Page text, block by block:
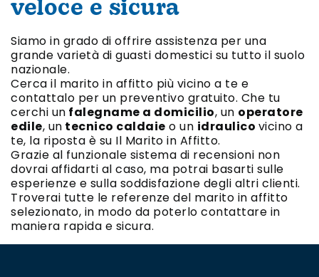
veloce e sicura
Siamo in grado di offrire assistenza per una
grande varietà di guasti domestici su tutto il suolo
nazionale.
Cerca il marito in affitto più vicino a te e
contattalo per un preventivo gratuito. Che tu
cerchi un falegname a domicilio, un operatore
edile, un tecnico caldaie o un idraulico vicino a
te, la riposta è su Il Marito in Affitto.
Grazie al funzionale sistema di recensioni non
dovrai affidarti al caso, ma potrai basarti sulle
esperienze e sulla soddisfazione degli altri clienti.
Troverai tutte le referenze del marito in affitto
selezionato, in modo da poterlo contattare in
maniera rapida e sicura.